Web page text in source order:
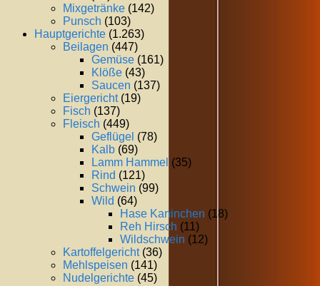
Mixgetränke (142)
Punsch (103)
Hauptgerichte (1.263)
Beilagen (447)
Gemüse (161)
Klöße (43)
Saucen (137)
Eiergericht(19)
Fisch (137)
Fleisch (449)
Geflügel (78)
Kalb (69)
Lamm Hammel (35)
Rind (121)
Schwein (99)
Wild (64)
Hase Kaninchen (18)
Reh Hirsch (11)
Wildschwein (12)
Kartoffelgericht(36)
Mehlspeisen (141)
Nudelgerichte (45)